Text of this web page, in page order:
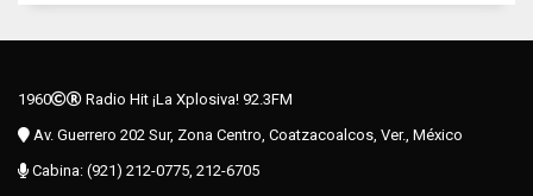
1960
Radio Hit ¡La Xplosiva! 92.3FM
Av. Guerrero 202 Sur, Zona Centro, Coatzacoalcos, Ver., México
Cabina: (921) 212-0775, 212-6705